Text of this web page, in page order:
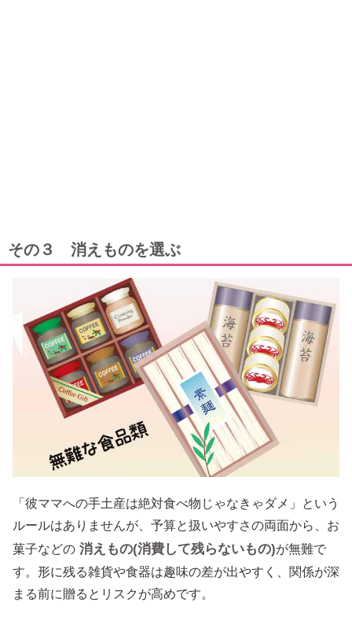
その３ 消えものを選ぶ
「彼ママへの手土産は絶対食べ物じゃなきゃダメ」という
ルールはありませんが、予算と扱いやすさの両面から、お
菓子などの 消えもの(消費して残らないもの)が無難で
す。形に残る雑貨や食器は趣味の差が出やすく、関係が深
まる前に贈るとリスクが高めです。